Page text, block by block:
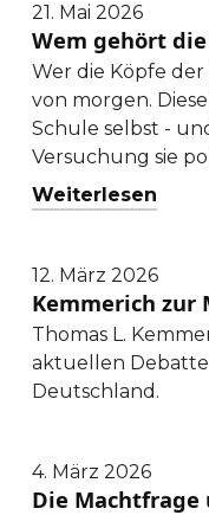
21. Mai 2026
Wem gehört die
Wer die Köpfe
von morgen.
Schule selbst -
Versuchung sie
Weiterlesen
12. März 2026
Kemmerich
Thomas L.
aktuellen
Deutschland.
4. März 2026
Die Machtfrage